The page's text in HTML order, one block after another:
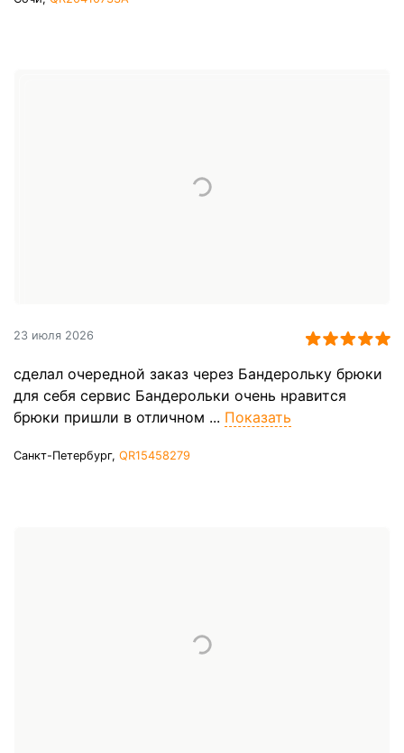
23 июля 2026
сделал очередной заказ через Бандерольку брюки
для себя сервис Бандерольки очень нравится
брюки пришли в отличном ... Показать
Санкт-Петербург, QR15458279